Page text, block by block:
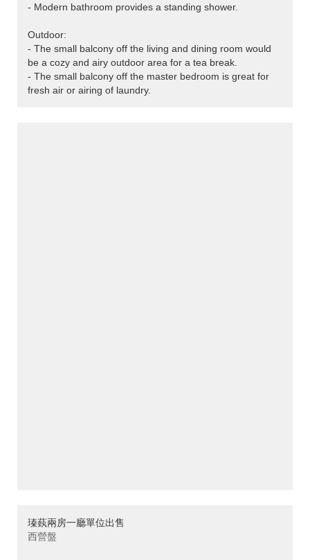
- Modern bathroom provides a standing shower.
Outdoor:
- The small balcony off the living and dining room would
be a cozy and airy outdoor area for a tea break.
- The small balcony off the master bedroom is great for
fresh air or airing of laundry.
瑧蓺兩房一廳單位出售
西營盤